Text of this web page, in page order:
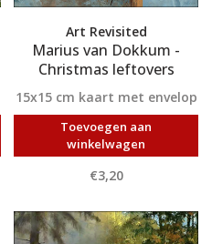
Art Revisited
Marius van Dokkum -
Christmas leftovers
15x15 cm kaart met envelop
Toevoegen aan
winkelwagen
€3,20